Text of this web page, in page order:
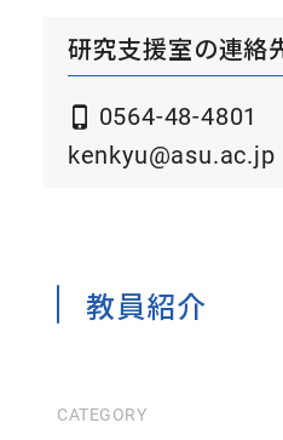
研究支援室の連絡
0564-48-4801
kenkyu@asu.ac.jp
教員紹介
CATEGORY